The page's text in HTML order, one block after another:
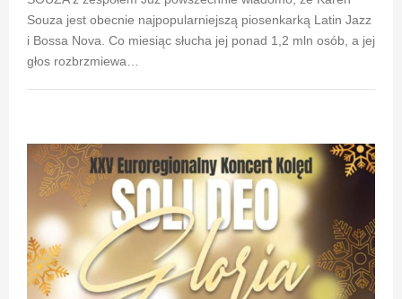
Souza jest obecnie najpopularniejszą piosenkarką Latin Jazz
i Bossa Nova. Co miesiąc słucha jej ponad 1,2 mln osób, a jej
głos rozbrzmiewa…